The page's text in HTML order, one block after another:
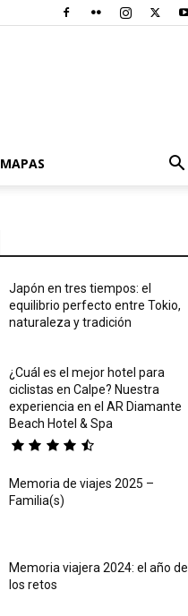
MAPAS
Japón en tres tiempos: el
equilibrio perfecto entre Tokio,
naturaleza y tradición
¿Cuál es el mejor hotel para
ciclistas en Calpe? Nuestra
experiencia en el AR Diamante
Beach Hotel & Spa
Memoria de viajes 2025 –
Familia(s)
Memoria viajera 2024: el año de
los retos